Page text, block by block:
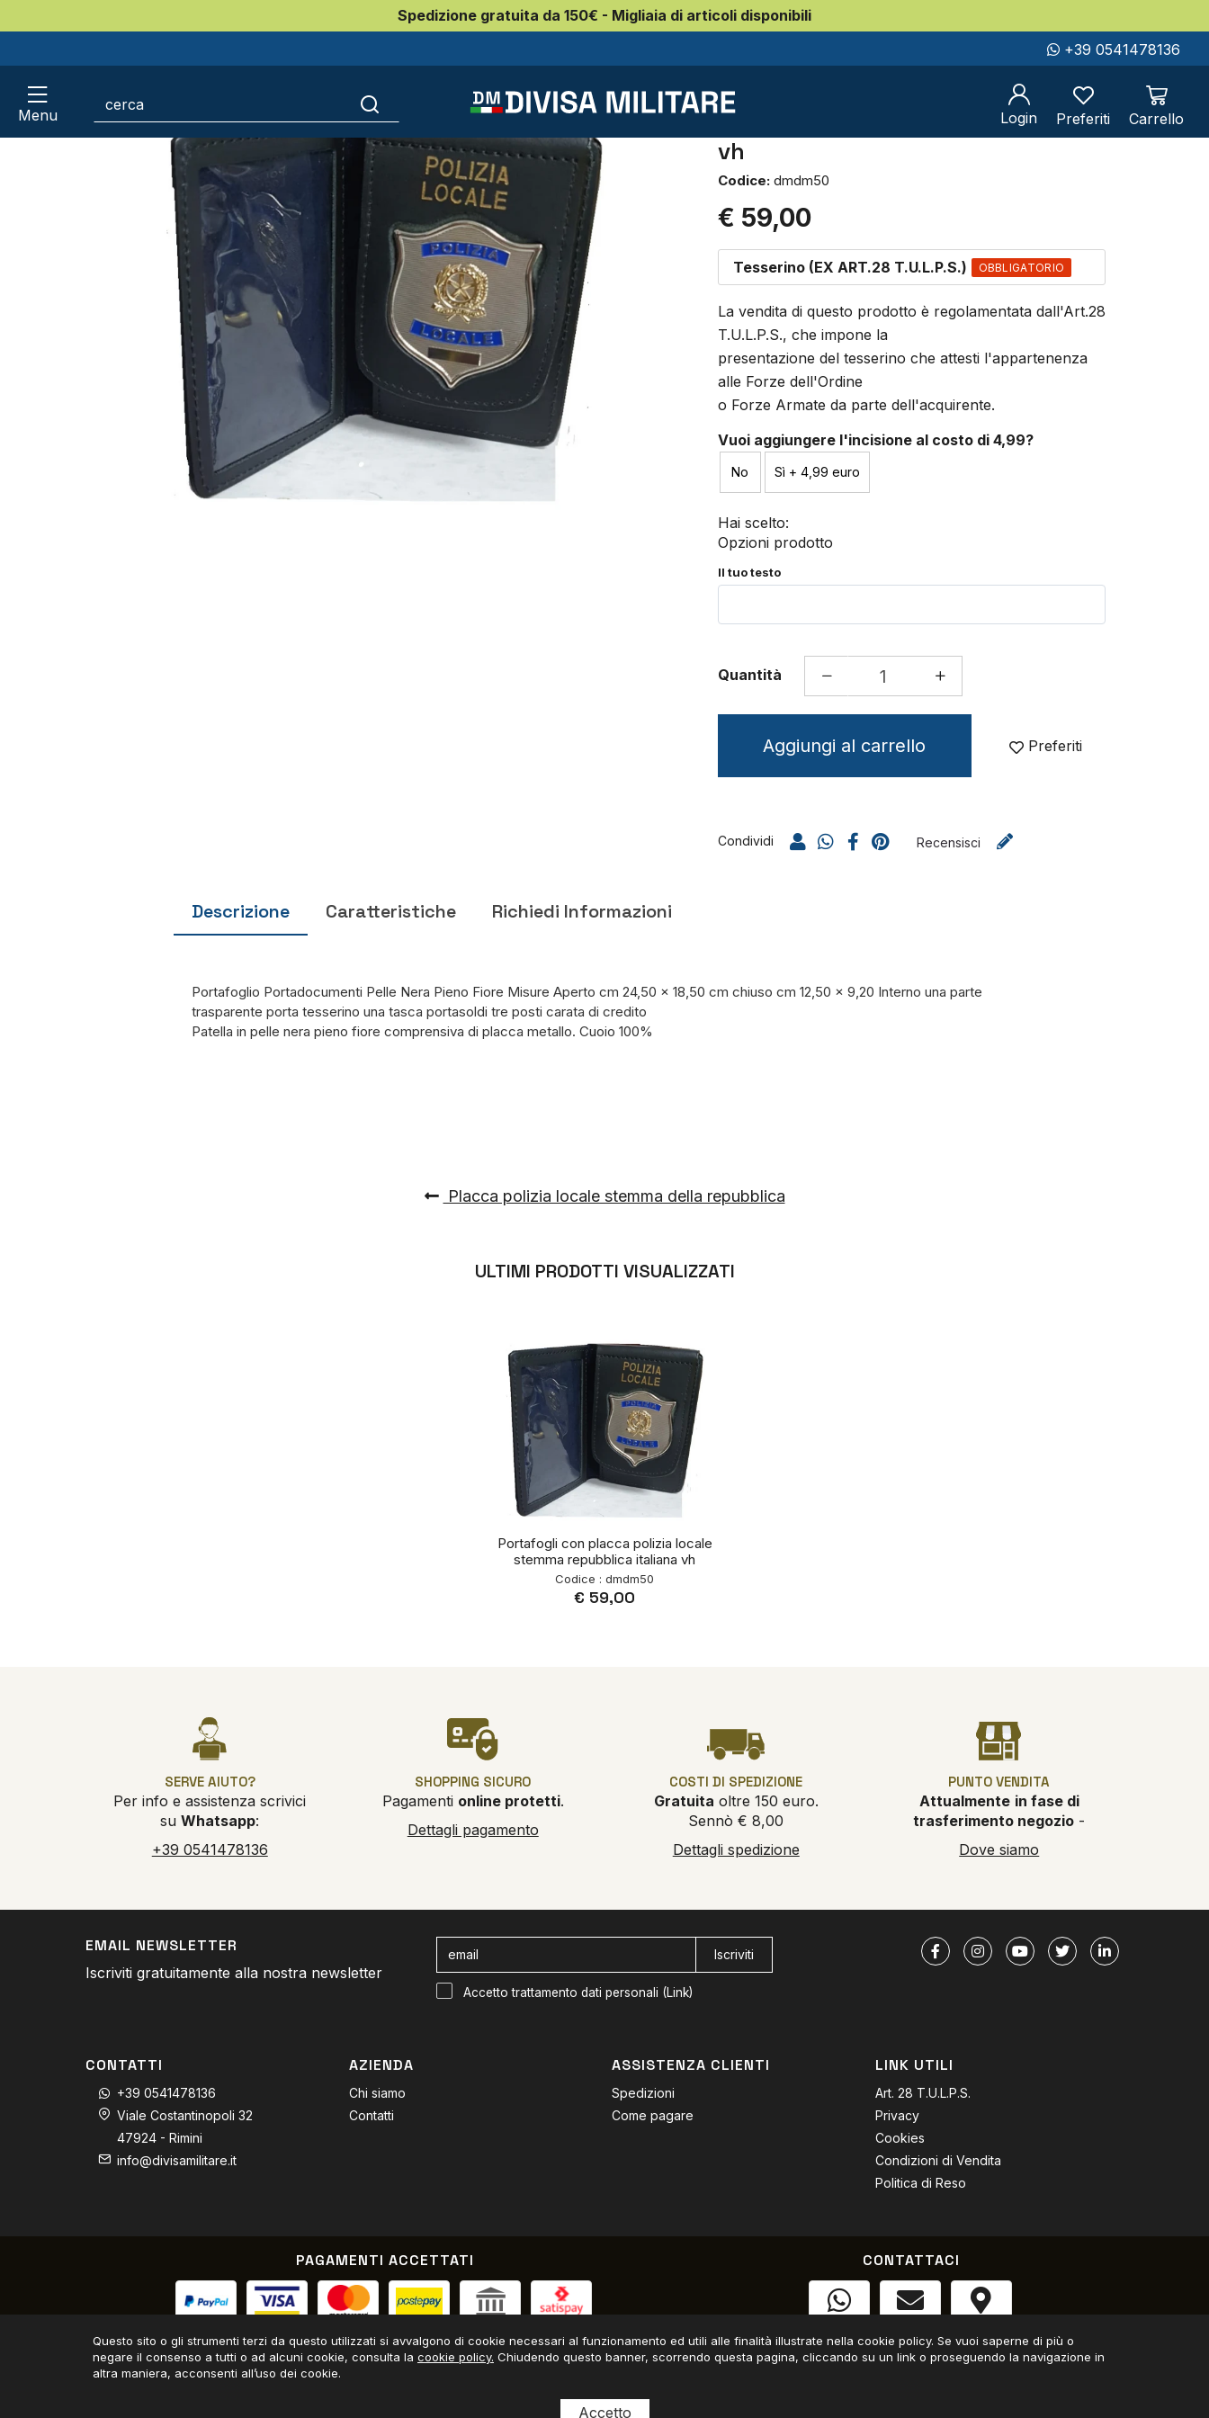
Spedizione gratuita da 150€ - Migliaia di articoli disponibili
+39 0541478136
Login Preferiti Carrello
Menu
Portafogli con placca Polizie Locali
Portafogli con placca polizia
locale stemma repubblica italiana
vh
Codice:dmdm50
€ 59,00
Tesserino (EX ART.28 T.U.L.P.S.) OBBLIGATORIO
La vendita di questo prodotto è regolamentata dall'Art.28
T.U.L.P.S., che impone la
presentazione del tesserino che attesti l'appartenenza
alle Forze dell'Ordine
o Forze Armate da parte dell'acquirente.
Vuoi aggiungere l'incisione al costo di 4,99?
No Sì + 4,99 euro
Hai scelto:
Opzioni prodotto
Il tuo testo
Quantità
Aggiungi al carrello Preferiti
Condividi Recensisci
Descrizione Caratteristiche Richiedi Informazioni
Portafoglio Portadocumenti Pelle Nera Pieno Fiore Misure Aperto cm 24,50 x 18,50 cm chiuso cm 12,50 x 9,20 Interno una parte
trasparente porta tesserino una tasca portasoldi tre posti carata di credito
Patella in pelle nera pieno fiore comprensiva di placca metallo. Cuoio 100%
Placca polizia locale stemma della repubblica
ULTIMI PRODOTTI VISUALIZZATI
Portafogli con placca polizia locale
stemma repubblica italiana vh
Codice : dmdm50
€ 59,00
SERVE AIUTO?
Per info e assistenza scrivici
suWhatsapp:
+39 0541478136
SHOPPING SICURO
Pagamenti online protetti.
Dettagli pagamento
COSTI DI SPEDIZIONE
Gratuita oltre 150 euro.
Sennò € 8,00
Dettagli spedizione
PUNTO VENDITA
Attualmente in fase di
trasferimento negozio -
Dove siamo
EMAIL NEWSLETTER
Iscriviti gratuitamente alla nostra newsletter
Iscriviti
Accetto trattamento dati personali (Link)
CONTATTI
+39 0541478136
Viale Costantinopoli 32
47924 - Rimini
info@divisamilitare.it
AZIENDA
Chi siamo
Contatti
ASSISTENZA CLIENTI
Spedizioni
Come pagare
LINK UTILI
Art. 28 T.U.L.P.S.
Privacy
Cookies
Condizioni di Vendita
Politica di Reso
PAGAMENTI ACCETTATI
Paypal / Carta di credito / Contrassegno / Bonifico
CONTATTACI
Whatsapp Email Trovaci
Questo sito o gli strumenti terzi da questo utilizzati si avvalgono di cookie necessari al funzionamento ed utili alle finalità illustrate nella cookie policy. Se vuoi saperne di più o
negare il consenso a tutti o ad alcuni cookie, consulta la cookie policy. Chiudendo questo banner, scorrendo questa pagina, cliccando su un link o proseguendo la navigazione in
altra maniera, acconsenti all’uso dei cookie.
Accetto